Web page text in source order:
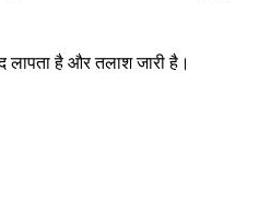
लापता है और तलाश जारी है।